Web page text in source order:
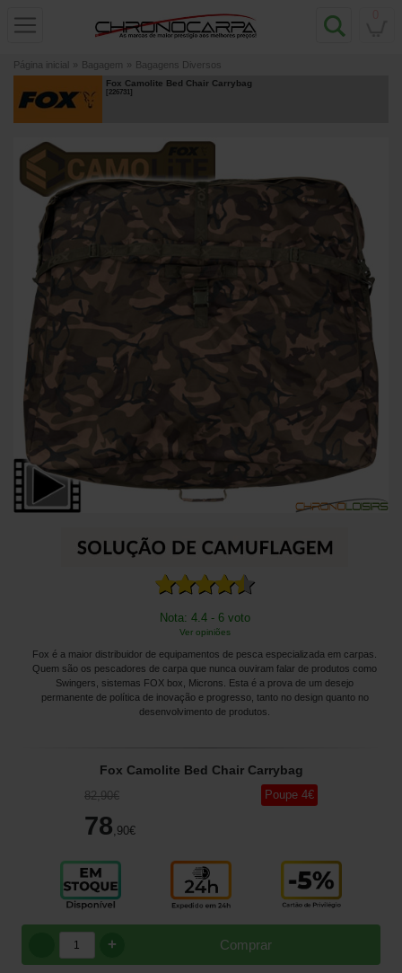
Página inicial » Bagagem » Bagagens Diversos
Fox Camolite Bed Chair Carrybag
[226731]
Nota: 4.4 - 6 voto
Ver opiniões
Fox é a maior distribuidor de equipamentos de pesca especializada em carpas.
Quem são os pescadores de carpa que nunca ouviram falar de produtos como
Swingers, sistemas FOX box, Microns. Esta é a prova de um desejo
permanente de política de inovação e progresso, tanto no design quanto no
desenvolvimento de produtos.
Fox Camolite Bed Chair Carrybag
82,90€
78 ,90€
Poupe 4€
Comprar
+